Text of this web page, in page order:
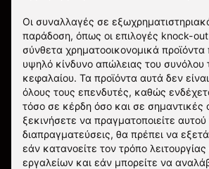
Οι συναλλαγές σε
παράδοση, όπως οι επιλογές knock-out
σύνθετα χρηματοοικονομικά
υψηλό κίνδυνο απώλειας του συνόλου
κεφαλαίου. Τα προϊόντα αυτά δεν
όλους τους επενδυτές, καθώς
τόσο σε κέρδη όσο και σε σημαντικές
ξεκινήσετε να πραγματοποιείτε αυτού
διαπραγματεύσεις, θα πρέπει να
εάν κατανοείτε τον τρόπο
εργαλείων και εάν μπορείτε να